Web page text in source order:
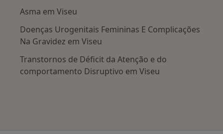
Asma em Viseu
Doenças Urogenitais Femininas E Complicações
Na Gravidez em Viseu
Transtornos de Déficit da Atenção e do
comportamento Disruptivo em Viseu